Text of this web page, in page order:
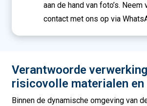
aan de hand van foto’s. Neem
contact met ons op via
Verantwoorde
risicovolle materialen
Binnen de dynamische omgeving van